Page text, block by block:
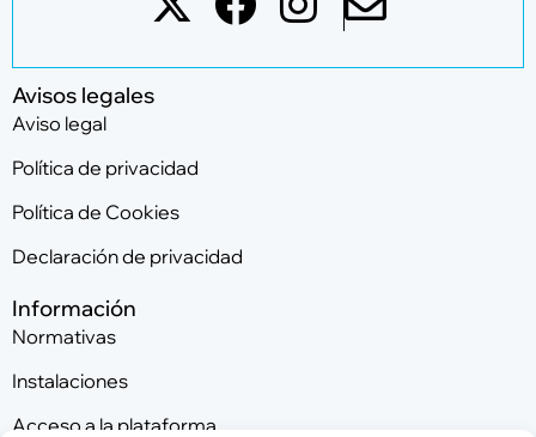
Avisos legales
Aviso legal
Política de privacidad
Política de Cookies
Declaración de privacidad
Información
Normativas
Instalaciones
Acceso a la plataforma